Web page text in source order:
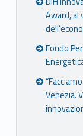
Award, al
Fondo
Venezia.